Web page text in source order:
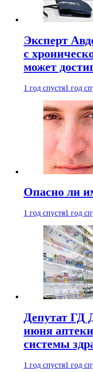
Эксперт
с
может
1 год спустя1 год
Опасно ли
1 год спустя1 год
Депутат ГД
июня
системы
1 год спустя1 год